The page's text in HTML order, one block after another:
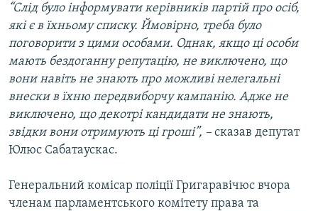
“Слід було інформувати керівників партій про осіб,
які є в їхньому списку. Ймовірно, треба було
поговорити з цими особами. Однак, якщо ці особи
мають бездоганну репутацію, не виключено, що
вони навіть не знають про можливі нелегальні
внески в їхню передвиборчу кампанію. Адже не
виключено, що декотрі кандидати не знають,
звідки вони отримують ці гроші”, – сказав депутат
Юлюс Сабатаускас.
Генеральний комісар поліції Григаравічюс вчора
членам парламентського комітету права та